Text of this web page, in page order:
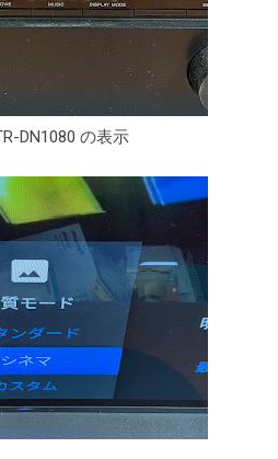
DN1080 の表示